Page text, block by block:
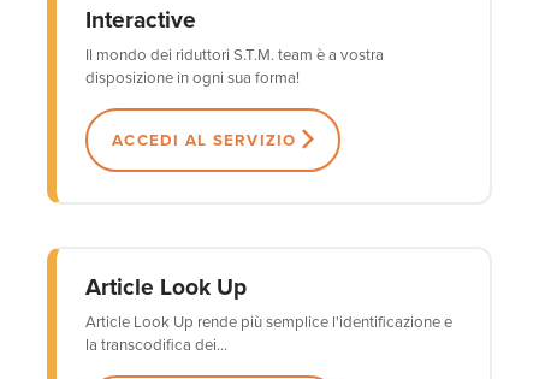
Interactive
Il mondo dei riduttori S.T.M. team è a vostra
disposizione in ogni sua forma!
ACCEDI AL SERVIZIO
Article Look Up
Article Look Up rende più semplice l'identificazione e
la transcodifica dei...